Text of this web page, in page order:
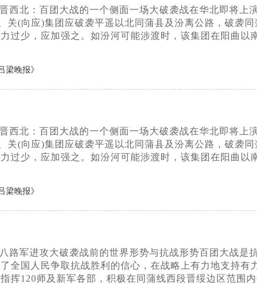
西北：百团大战的一个侧面一场大破袭战在华北即将
关(向应)集团应破袭平遥以北同蒲县及汾离公路，破袭
过少，应加强之。如汾河可能涉渡时，该集团在阳曲
晚报》
西北：百团大战的一个侧面一场大破袭战在华北即将
关(向应)集团应破袭平遥以北同蒲县及汾离公路，破袭
过少，应加强之。如汾河可能涉渡时，该集团在阳曲
晚报》
路军进攻大破袭战前的世界形势与抗战形势百团大战
全国人民争取抗战胜利的信心，在战略上有力地支持
挥120师及新军各部，积极在同蒲线西段晋绥边区范围